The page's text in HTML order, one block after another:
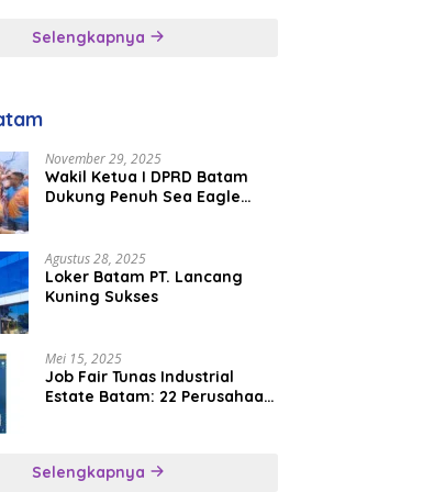
Selengkapnya
November 29, 2025
Wakil Ketua I DPRD Batam
Dukung Penuh Sea Eagle
Agustus 28, 2025
Loker Batam PT. Lancang
Kuning Sukses
Mei 15, 2025
Job Fair Tunas Industrial
Estate Batam: 22 Perusahaan
Selengkapnya